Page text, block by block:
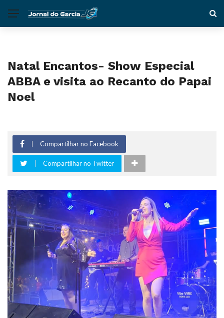
Natal Encantos- Show Especial
ABBA e visita ao Recanto do Papai
Noel
Compartilhar no Facebook
Compartilhar no Twitter